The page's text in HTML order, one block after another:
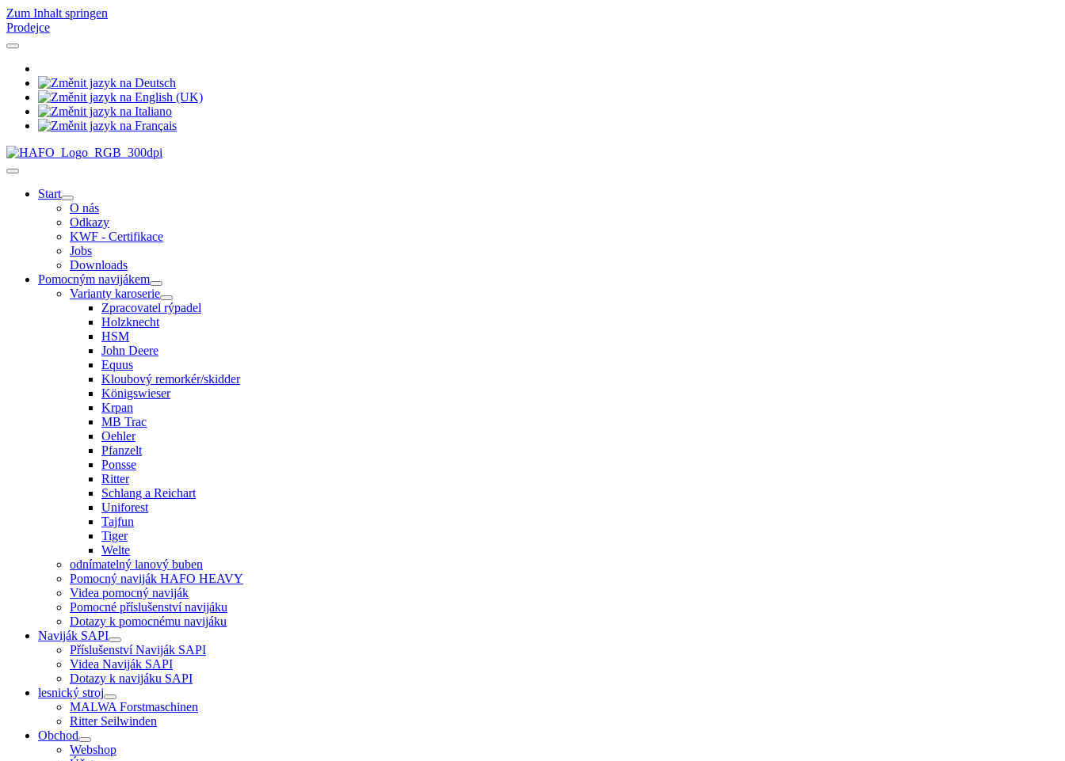
Zum Inhalt springen
Prodejce
Start
O nás
Odkazy
KWF - Certifikace
Jobs
Downloads
Pomocným navijákem
Varianty karoserie
Zpracovatel rýpadel
Holzknecht
HSM
John Deere
Equus
Kloubový remorkér/skidder
Königswieser
Krpan
MB Trac
Oehler
Pfanzelt
Ponsse
Ritter
Schlang a Reichart
Uniforest
Tajfun
Tiger
Welte
odnímatelný lanový buben
Pomocný naviják HAFO HEAVY
Videa pomocný naviják
Pomocné příslušenství navijáku
Dotazy k pomocnému navijáku
Naviják SAPI
Příslušenství Naviják SAPI
Videa Naviják SAPI
Dotazy k navijáku SAPI
lesnický stroj
MALWA Forstmaschinen
Ritter Seilwinden
Obchod
Webshop